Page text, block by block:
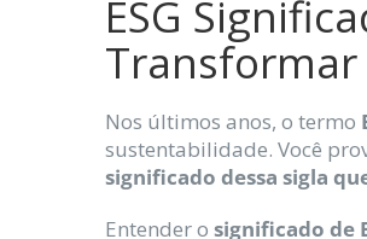
ESG
Transformar
Nos últimos anos, o termo
sustentabilidade. Você
significado dessa sigla
Entender o significado de